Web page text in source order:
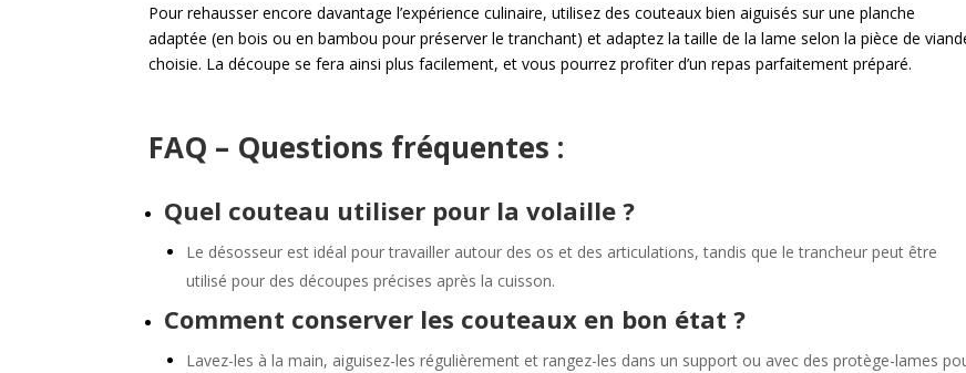
Pour rehausser encore davantage l’expérience culinaire, utilisez des couteaux bien aiguisés sur une planche
adaptée (en bois ou en bambou pour préserver le tranchant) et adaptez la taille de la lame selon la pièce de
choisie. La découpe se fera ainsi plus facilement, et vous pourrez profiter d’un repas parfaitement préparé.
FAQ – Questions fréquentes :
Quel couteau utiliser pour la volaille ?
Le désosseur est idéal pour travailler autour des os et des articulations, tandis que le trancheur peut être
utilisé pour des découpes précises après la cuisson.
Comment conserver les couteaux en bon état ?
Lavez-les à la main, aiguisez-les régulièrement et rangez-les dans un support ou avec des protège-lames